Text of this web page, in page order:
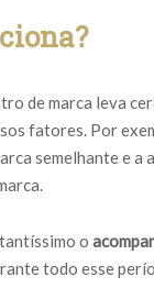
de marca leva
fatores. Por
semelhante e a
o
todo esse